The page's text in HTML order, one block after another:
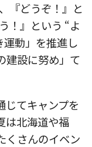
『どうぞ！』と
！』という “よ
運動」を推進し
建設に努め」て
じてキャンプを
は北海道や福
くさんのイベン